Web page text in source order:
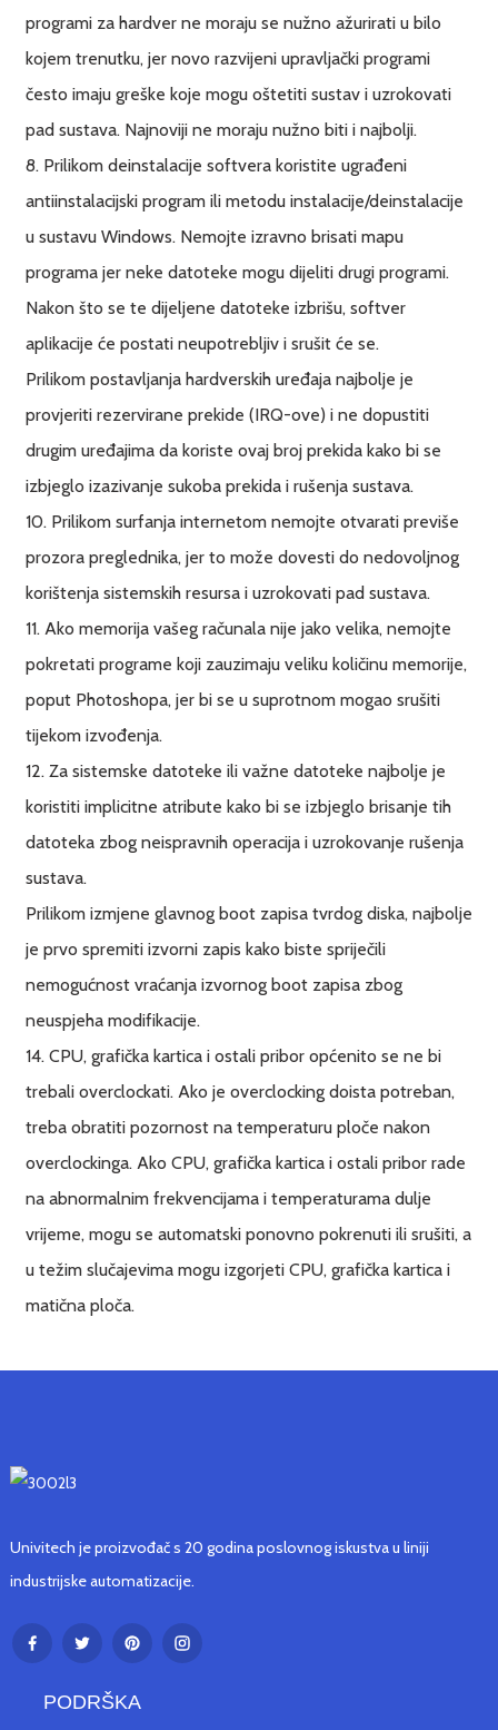
programi za hardver ne moraju se nužno ažurirati u bilo
kojem trenutku, jer novo razvijeni upravljački programi
često imaju greške koje mogu oštetiti sustav i uzrokovati
pad sustava. Najnoviji ne moraju nužno biti i najbolji.
8. Prilikom deinstalacije softvera koristite ugrađeni
antiinstalacijski program ili metodu instalacije/deinstalacije
u sustavu Windows. Nemojte izravno brisati mapu
programa jer neke datoteke mogu dijeliti drugi programi.
Nakon što se te dijeljene datoteke izbrišu, softver
aplikacije će postati neupotrebljiv i srušit će se.
Prilikom postavljanja hardverskih uređaja najbolje je
provjeriti rezervirane prekide (IRQ-ove) i ne dopustiti
drugim uređajima da koriste ovaj broj prekida kako bi se
izbjeglo izazivanje sukoba prekida i rušenja sustava.
10. Prilikom surfanja internetom nemojte otvarati previše
prozora preglednika, jer to može dovesti do nedovoljnog
korištenja sistemskih resursa i uzrokovati pad sustava.
11. Ako memorija vašeg računala nije jako velika, nemojte
pokretati programe koji zauzimaju veliku količinu memorije,
poput Photoshopa, jer bi se u suprotnom mogao srušiti
tijekom izvođenja.
12. Za sistemske datoteke ili važne datoteke najbolje je
koristiti implicitne atribute kako bi se izbjeglo brisanje tih
datoteka zbog neispravnih operacija i uzrokovanje rušenja
sustava.
Prilikom izmjene glavnog boot zapisa tvrdog diska, najbolje
je prvo spremiti izvorni zapis kako biste spriječili
nemogućnost vraćanja izvornog boot zapisa zbog
neuspjeha modifikacije.
14. CPU, grafička kartica i ostali pribor općenito se ne bi
trebali overclockati. Ako je overclocking doista potreban,
treba obratiti pozornost na temperaturu ploče nakon
overclockinga. Ako CPU, grafička kartica i ostali pribor rade
na abnormalnim frekvencijama i temperaturama dulje
vrijeme, mogu se automatski ponovno pokrenuti ili srušiti, a
u težim slučajevima mogu izgorjeti CPU, grafička kartica i
matična ploča.
Univitech je proizvođač s 20 godina poslovnog iskustva u liniji
industrijske automatizacije.
PODRŠKA